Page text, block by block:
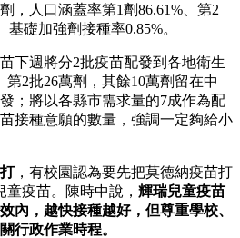
，人口涵蓋率第1劑86.61%、第2
基礎加強劑接種率0.85%。
下週將分2批疫苗配發到各地衛生
第2批26萬劑，其餘10萬劑留在中
；將以各縣市需求量的7成作為配
接種意願的數量，強調一定夠給小
，有校園認為要先把莫德納疫苗打
疫苗。陳時中說， 輝瑞兒童疫苗
內，越快接種越好，但尊重學校、
行政作業時程。